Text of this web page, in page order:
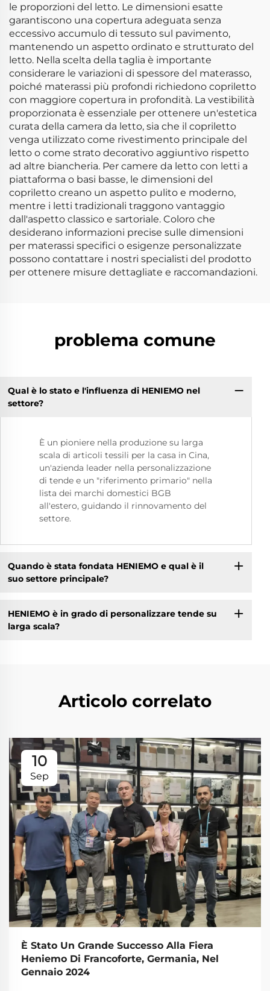
le proporzioni del letto. Le dimensioni esatte
garantiscono una copertura adeguata senza
eccessivo accumulo di tessuto sul pavimento,
mantenendo un aspetto ordinato e strutturato del
letto. Nella scelta della taglia è importante
considerare le variazioni di spessore del materasso,
poiché materassi più profondi richiedono copriletto
con maggiore copertura in profondità. La vestibilità
proporzionata è essenziale per ottenere un'estetica
curata della camera da letto, sia che il copriletto
venga utilizzato come rivestimento principale del
letto o come strato decorativo aggiuntivo rispetto
ad altre biancheria. Per camere da letto con letti a
piattaforma o basi basse, le dimensioni del
copriletto creano un aspetto pulito e moderno,
mentre i letti tradizionali traggono vantaggio
dall'aspetto classico e sartoriale. Coloro che
desiderano informazioni precise sulle dimensioni
per materassi specifici o esigenze personalizzate
possono contattare i nostri specialisti del prodotto
per ottenere misure dettagliate e raccomandazioni.
problema comune
Qual è lo stato e l'influenza di HENIEMO nel
settore?
È un pioniere nella produzione su larga
scala di articoli tessili per la casa in Cina,
un'azienda leader nella personalizzazione
di tende e un "riferimento primario" nella
lista dei marchi domestici BGB
all'estero, guidando il rinnovamento del
settore.
Quando è stata fondata HENIEMO e qual è il
suo settore principale?
HENIEMO è in grado di personalizzare tende su
larga scala?
Articolo correlato
10
Sep
È Stato Un Grande Successo Alla Fiera
Heniemo Di Francoforte, Germania, Nel
Gennaio 2024